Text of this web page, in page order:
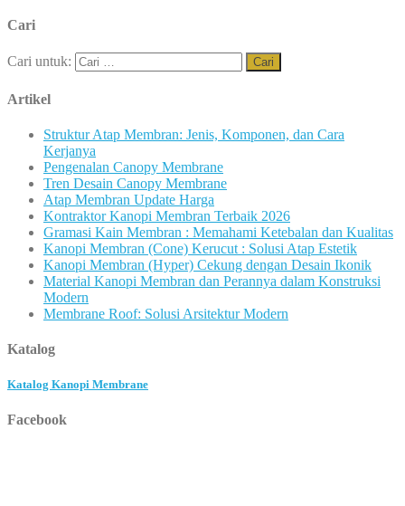
Cari
Cari untuk:
Artikel
Struktur Atap Membran: Jenis, Komponen, dan Cara
Kerjanya
Pengenalan Canopy Membrane
Tren Desain Canopy Membrane
Atap Membran Update Harga
Kontraktor Kanopi Membran Terbaik 2026
Gramasi Kain Membran : Memahami Ketebalan dan Kualitas
Kanopi Membran (Cone) Kerucut : Solusi Atap Estetik
Kanopi Membran (Hyper) Cekung dengan Desain Ikonik
Material Kanopi Membran dan Perannya dalam Konstruksi
Modern
Membrane Roof: Solusi Arsitektur Modern
Katalog
Katalog Kanopi Membrane
Facebook